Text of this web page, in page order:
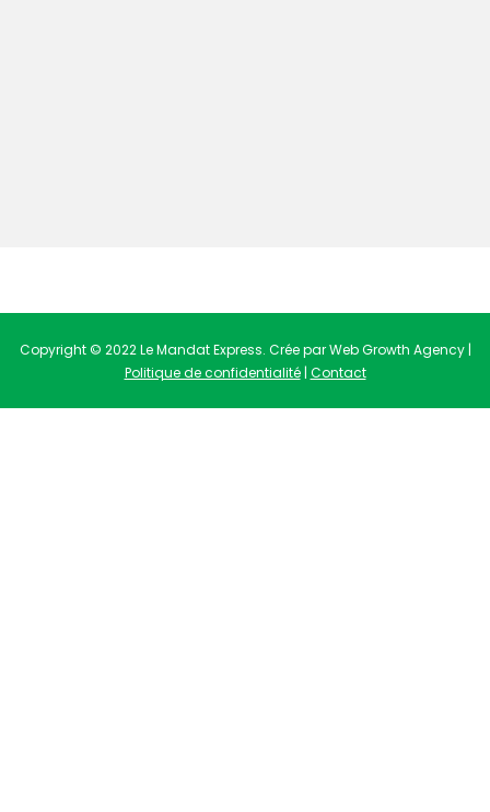
Copyright © 2022 Le Mandat Express. Crée par Web Growth Agency |
Politique de confidentialité| Contact